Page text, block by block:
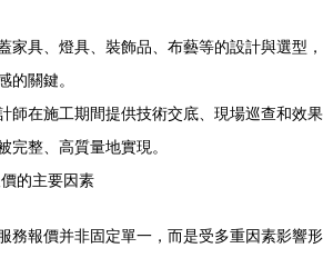
家具、燈具、裝飾品、布藝等的設計與選型，
的關鍵。
師在施工期間提供技術交底、現場巡查和效果
完整、高質量地實現。
的主要因素
務報價并非固定單一，而是受多重因素影響形